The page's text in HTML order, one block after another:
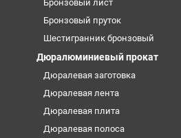
Бронзовый лист
Бронзовый пруток
Шестигранник бронзовый
Дюралюминиевый прокат
Дюралевая заготовка
Дюралевая лента
Дюралевая плита
Дюралевая полоса